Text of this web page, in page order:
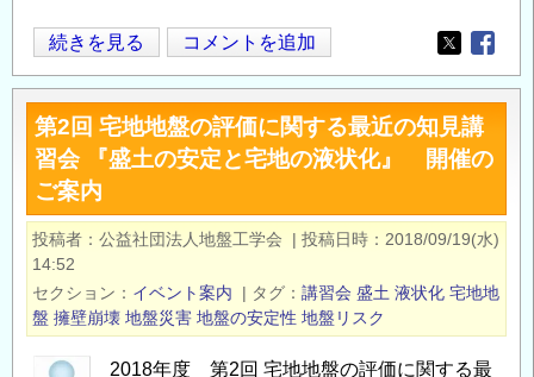
知
の
2018
年
11
月
29
日
「2018
年
第
３
回
続きを見る コメントを追加
Opens in
第2回 宅地地盤の評価に関する最近の知見講
習会 『盛土の安定と宅地の液状化』 開催の
ご案内
投稿者 公益社団法人地盤工学会 | 投稿日時
2018/09/19(水)
14:52
セクション
イベント案内 | タグ 講習会 盛土 液状化 宅地地
盤 擁壁崩壊 地盤災害 地盤の安定性 地盤リスク
2018年度 第2回 宅地地盤の評価に関する最